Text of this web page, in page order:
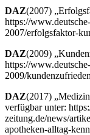
DAZ(2007)
https://
2007/erfolgsfaktor-
DAZ(2009)
https://
2009/
DAZ(2017)
verfügbar unter:
zeitung.de/news/
apotheken-alltag-